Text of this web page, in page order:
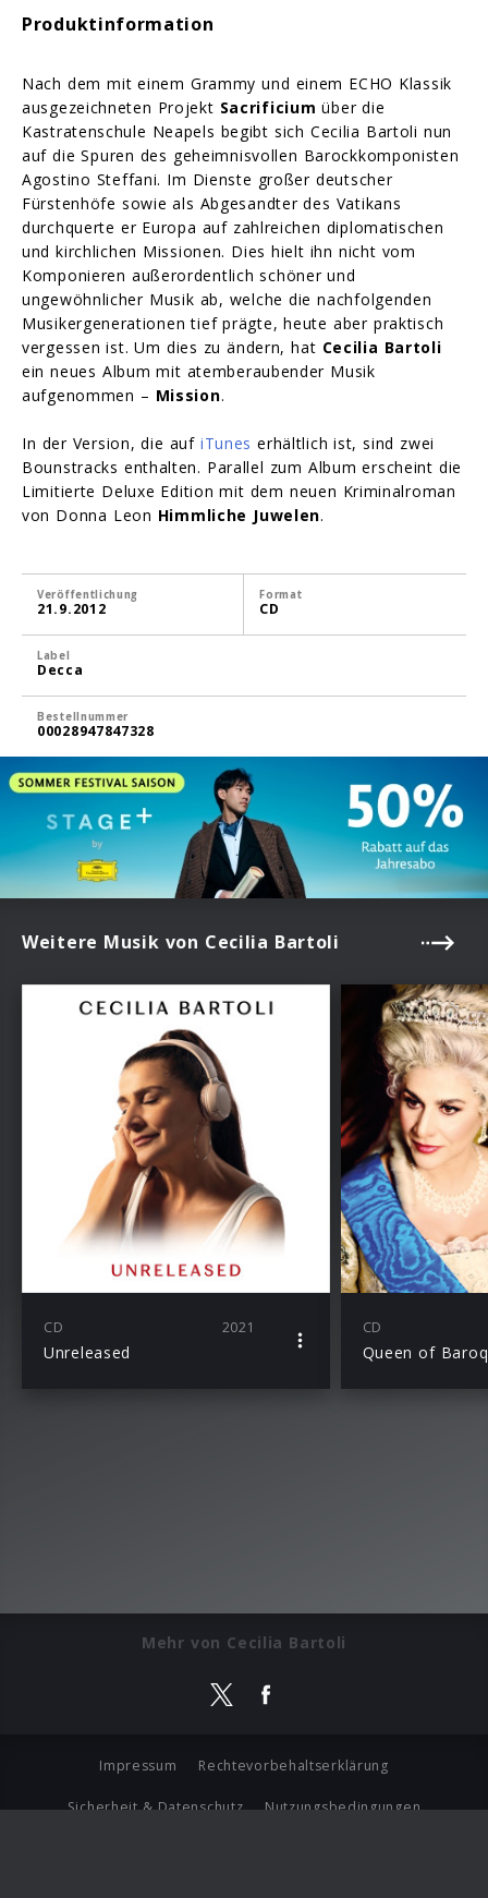
Produktinformation
Nach dem mit einem Grammy und einem ECHO Klassik
ausgezeichneten Projekt Sacrificium über die
Kastratenschule Neapels begibt sich Cecilia Bartoli nun
auf die Spuren des geheimnisvollen Barockkomponisten
Agostino Steffani. Im Dienste großer deutscher
Fürstenhöfe sowie als Abgesandter des Vatikans
durchquerte er Europa auf zahlreichen diplomatischen
und kirchlichen Missionen. Dies hielt ihn nicht vom
Komponieren außerordentlich schöner und
ungewöhnlicher Musik ab, welche die nachfolgenden
Musikergenerationen tief prägte, heute aber praktisch
vergessen ist. Um dies zu ändern, hat Cecilia Bartoli
ein neues Album mit atemberaubender Musik
aufgenommen – Mission.
In der Version, die auf iTunes erhältlich ist, sind zwei
Bounstracks enthalten. Parallel zum Album erscheint die
Limitierte Deluxe Edition mit dem neuen Kriminalroman
von Donna Leon Himmliche Juwelen.
Veröffentlichung
21.9.2012
Format
CD
Label
Decca
Bestellnummer
00028947847328
Weitere Musik von Cecilia Bartoli
CD 2021
Unreleased
CD
Queen of
Mehr von Cecilia Bartoli
Impressum Rechtevorbehaltserklärung
Sicherheit & Datenschutz Nutzungsbedingungen